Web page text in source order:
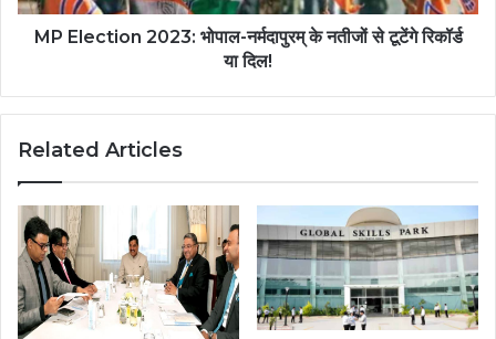
MP Election 2023: भोपाल-नर्मदापुरम् के नतीजों से टूटेंगे रिकॉर्ड
या दिल!
Related Articles